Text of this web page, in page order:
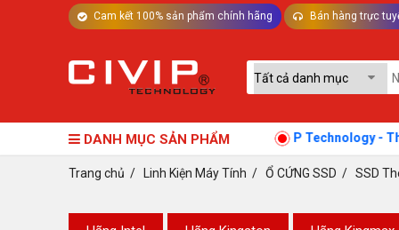
Cam kết 100% sản phẩm chính hãng Bán hàng trực
DANH MỤC SẢN PHẨM CIVIP Technology - Thế
Trang chủ / Linh Kiện Máy Tính / Ổ CỨNG SSD / SSD